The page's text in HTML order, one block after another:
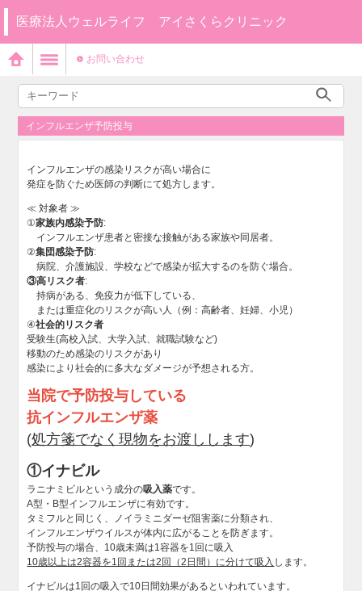
医療法人ウェルライフ アイさくらクリニック
お問い合わせ
インフルエンザ予防投与
インフルエンザの感染リスクが高い場合に
発症を防ぐため医師の判断にて処方します。
≪ 対象者 ≫
①家族内感染予防:
インフルエンザ患者と密接な接触がある家族や同居者。
②集団感染予防:
病院、介護施設、学校などで感染が拡大するのを防ぐ場合。
③高リスク者:
持病がある、免疫力が低下している、
または重症化のリスクが高い人（例：高齢者、妊婦、小児）
④社会的リスク者
受験生(高校入試、大学入試、就職試験など)
移動のため感染のリスクがあり
感染により社会的に多大なダメージが予想される方。
当院で予防投与している
抗インフルエンザ薬
(処方箋でなく現物をお渡しします)
①イナビル
ラニナミビルという成分の吸入薬です。
A型・B型インフルエンザに有効です。
タミフルと同じく、ノイラミニダーゼ阻害薬に分類され、
インフルエンザウイルスが体内に広がることを防ぎます。
予防投与の場合、10歳未満は1容器を1回に吸入
10歳以上は2容器を1回または2回（2日間）に分けて吸入 します。
イナビルは1回の吸入で10日間効果があるといわれています。